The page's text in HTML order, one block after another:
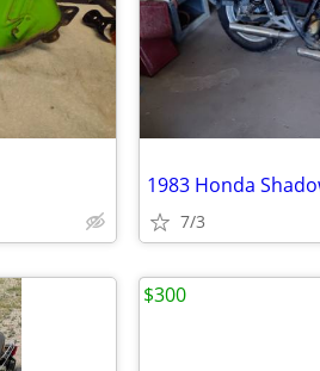
1983 Honda
7/3
$300